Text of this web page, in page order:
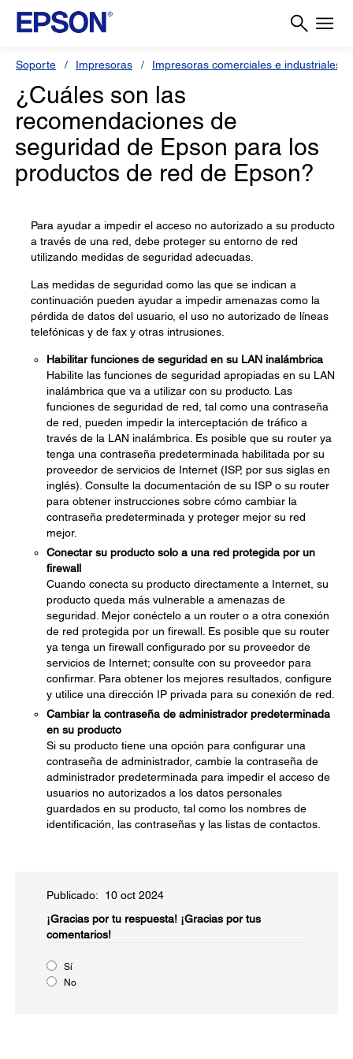
Soporte Impresoras Impresoras comerciales e industriales
¿Cuáles son las
recomendaciones de
seguridad de Epson para los
productos de red de Epson?
Para ayudar a impedir el acceso no autorizado a su producto
a través de una red, debe proteger su entorno de red
utilizando medidas de seguridad adecuadas.
Las medidas de seguridad como las que se indican a
continuación pueden ayudar a impedir amenazas como la
pérdida de datos del usuario, el uso no autorizado de líneas
telefónicas y de fax y otras intrusiones.
Habilitar funciones de seguridad en su LAN inalámbrica
Habilite las funciones de seguridad apropiadas en su LAN
inalámbrica que va a utilizar con su producto. Las
funciones de seguridad de red, tal como una contraseña
de red, pueden impedir la interceptación de tráfico a
través de la LAN inalámbrica. Es posible que su router ya
tenga una contraseña predeterminada habilitada por su
proveedor de servicios de Internet (ISP, por sus siglas en
inglés). Consulte la documentación de su ISP o su router
para obtener instrucciones sobre cómo cambiar la
contraseña predeterminada y proteger mejor su red
mejor.
Conectar su producto solo a una red protegida por un
firewall
Cuando conecta su producto directamente a Internet, su
producto queda más vulnerable a amenazas de
seguridad. Mejor conéctelo a un router o a otra conexión
de red protegida por un firewall. Es posible que su router
ya tenga un firewall configurado por su proveedor de
servicios de Internet; consulte con su proveedor para
confirmar. Para obtener los mejores resultados, configure
y utilice una dirección IP privada para su conexión de red.
Cambiar la contraseña de administrador predeterminada
en su producto
Si su producto tiene una opción para configurar una
contraseña de administrador, cambie la contraseña de
administrador predeterminada para impedir el acceso de
usuarios no autorizados a los datos personales
guardados en su producto, tal como los nombres de
identificación, las contraseñas y las listas de contactos.
Publicado: 10 oct 2024
¡Gracias por tu respuesta! ¡Gracias por tus
comentarios!
Sí
No